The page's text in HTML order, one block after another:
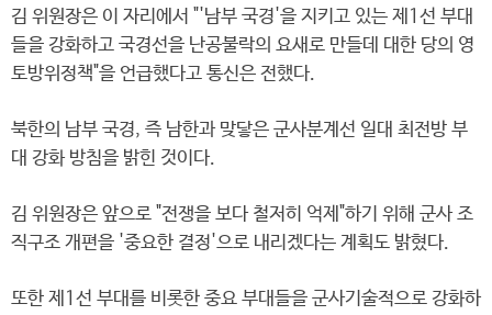
김 위원장은 이 자리에서 "'남부 국경'을 지키고 있는 제1선 부대
들을 강화하고 국경선을 난공불락의 요새로 만들데 대한 당의 영
토방위정책"을 언급했다고 통신은 전했다.
북한의 남부 국경, 즉 남한과 맞닿은 군사분계선 일대 최전방 부
대 강화 방침을 밝힌 것이다.
김 위원장은 앞으로 "전쟁을 보다 철저히 억제"하기 위해 군사 조
직구조 개편을 '중요한 결정'으로 내리겠다는 계획도 밝혔다.
또한 제1선 부대를 비롯한 중요 부대들을 군사기술적으로 강화하